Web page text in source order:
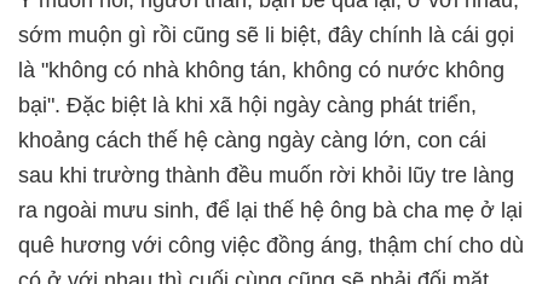
sớm muộn gì rồi cũng sẽ li biệt, đây chính là cái gọi
là "không có nhà không tán, không có nước không
bại". Đặc biệt là khi xã hội ngày càng phát triển,
khoảng cách thế hệ càng ngày càng lớn, con cái
sau khi trường thành đều muốn rời khỏi lũy tre làng
ra ngoài mưu sinh, để lại thế hệ ông bà cha mẹ ở lại
quê hương với công việc đồng áng, thậm chí cho dù